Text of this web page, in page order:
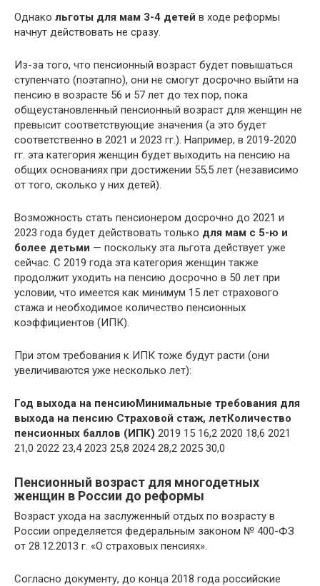
Однако льготы для мам 3-4 детей в ходе реформы
начнут действовать не сразу.
Из-за того, что пенсионный возраст будет повышаться
ступенчато (поэтапно), они не смогут досрочно выйти на
пенсию в возрасте 56 и 57 лет до тех пор, пока
общеустановленный пенсионный возраст для женщин не
превысит соответствующие значения (а это будет
соответственно в 2021 и 2023 гг.). Например, в 2019-2020
гг. эта категория женщин будет выходить на пенсию на
общих основаниях при достижении 55,5 лет (независимо
от того, сколько у них детей).
Возможность стать пенсионером досрочно до 2021 и
2023 года будет действовать только для мам с 5-ю и
более детьми — поскольку эта льгота действует уже
сейчас. С 2019 года эта категория женщин также
продолжит уходить на пенсию досрочно в 50 лет при
условии, что имеется как минимум 15 лет страхового
стажа и необходимое количество пенсионных
коэффициентов (ИПК).
При этом требования к ИПК тоже будут расти (они
увеличиваются уже несколько лет):
Год выхода на пенсиюМинимальные требования для
выхода на пенсию Страховой стаж, летКоличество
пенсионных баллов (ИПК) 2019 15 16,2 2020 18,6 2021
21,0 2022 23,4 2023 25,8 2024 28,2 2025 30,0
Пенсионный возраст для многодетных
женщин в России до реформы
Возраст ухода на заслуженный отдых по возрасту в
России определяется федеральным законом № 400-ФЗ
от 28.12.2013 г. «О страховых пенсиях».
Согласно документу, до конца 2018 года российские